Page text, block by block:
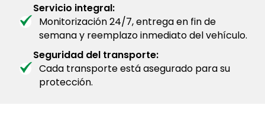
Servicio integral:
Monitorización 24/7, entrega en fin de
semana y reemplazo inmediato del vehículo.
Seguridad del transporte:
Cada transporte está asegurado para su
protección.